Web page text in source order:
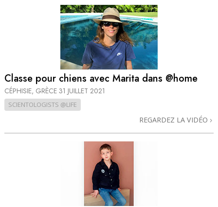
Classe pour chiens avec Marita dans @home
CÉPHISIE, GRÈCE 31 JUILLET 2021
SCIENTOLOGISTS @LIFE
REGARDEZ LA VIDÉO